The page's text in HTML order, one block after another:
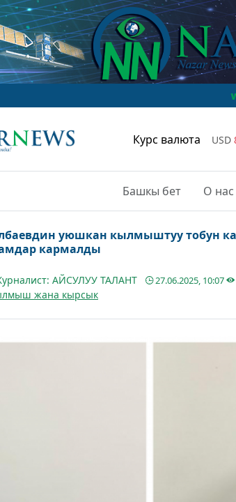
Курс валюта USD
Башкы бет О нас
уюшкан кылмыштуу тобун
кармалды
АЙСУЛУУ ТАЛАНТ 27.06.2025, 10:07
жана кырсык